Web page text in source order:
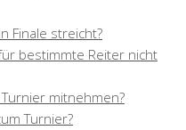
Finale streicht?
bestimmte Reiter nicht
mitnehmen?
Turnier?